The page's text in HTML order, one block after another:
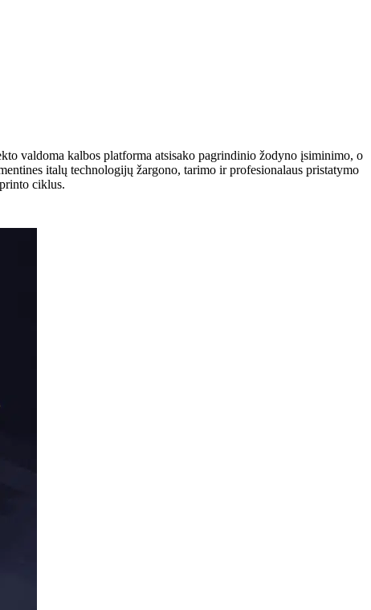
valdoma kalbos platforma atsisako pagrindinio žodyno įsiminimo, o
italų technologijų žargono, tarimo ir profesionalaus pristatymo
ciklus.